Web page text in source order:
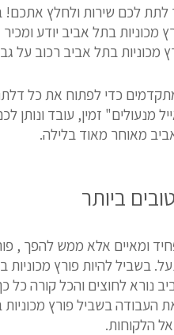
לתת לכם שירות ולחלץ
בתל אביב יודע
בתל אביב רכוב על
מתקדמים כדי לפתוח את כל
מנעולים" זמין, עובד
מאוחר מאוד בלילה.
ביותר
ומאיים אלא ממש להפך ,
בשביל להיות פורץ
נורא לחוצים והכל קורה
העבודה בשביל פורץ
הלקוחות.